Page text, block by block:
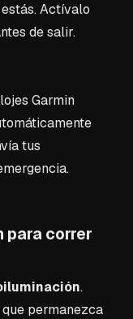
Actívalo
de salir.
Garmin
tus
para correr
.
permanezca